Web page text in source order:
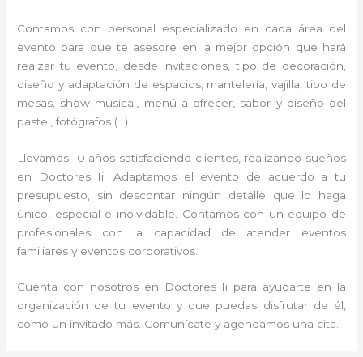
Contamos con personal especializado en cada área del
evento para que te asesore en la mejor opción que hará
realzar tu evento, desde invitaciones, tipo de decoración,
diseño y adaptación de espacios, mantelería, vajilla, tipo de
mesas, show musical, menú a ofrecer, sabor y diseño del
pastel, fotógrafos (…)
Llevamos 10 años satisfaciendo clientes, realizando sueños
en Doctores Ii. Adaptamos el evento de acuerdo a tu
presupuesto, sin descontar ningún detalle que lo haga
único, especial e inolvidable. Contamos con un equipo de
profesionales con la capacidad de atender eventos
familiares y eventos corporativos.
Cuenta con nosotros en Doctores Ii para ayudarte en la
organización de tu evento y que puedas disfrutar de él,
como un invitado más. Comunícate y agendamos una cita.